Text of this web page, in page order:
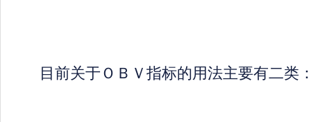
目前关于ＯＢＶ指标的用法主要有二类